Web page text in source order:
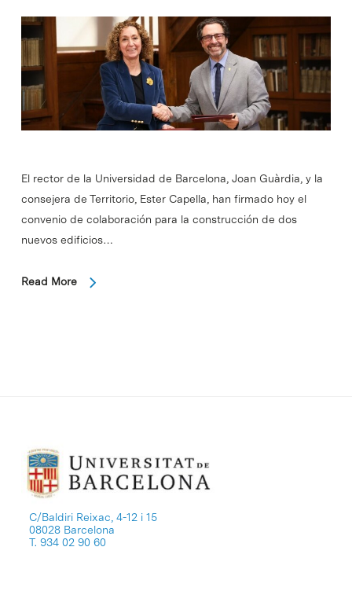
El rector de la Universidad de Barcelona, Joan Guàrdia, y la
consejera de Territorio, Ester Capella, han firmado hoy el
convenio de colaboración para la construcción de dos
nuevos edificios…
Read More
C/Baldiri Reixac, 4-12 i 15
08028 Barcelona
T. 934 02 90 60